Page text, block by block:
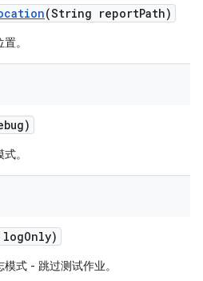
(String reportPath)
。
。
logOnly)
式 - 跳过测试作业。